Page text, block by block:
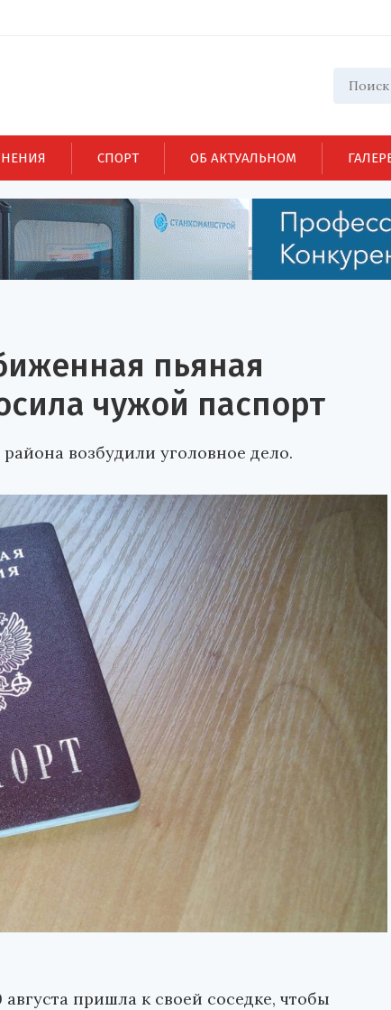
СПОРТ ОБ АКТУАЛЬНОМ
пьяная
чужой паспорт
возбудили уголовное дело.
пришла к своей соседке, чтобы